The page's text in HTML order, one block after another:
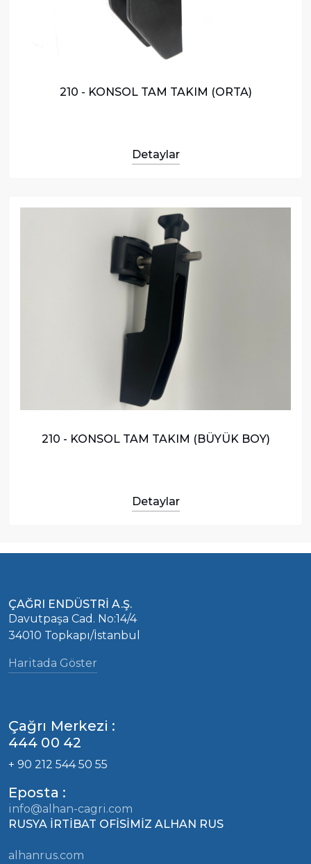
210 - KONSOL TAM TAKIM (ORTA)
Detaylar
210 - KONSOL TAM TAKIM (BÜYÜK BOY)
Detaylar
ÇAĞRI ENDÜSTRİ A.Ş.
Davutpaşa Cad. No:14/4
34010 Topkapı/İstanbul
Haritada Göster
Çağrı Merkezi :
444 00 42
+ 90 212 544 50 55
Eposta :
info@alhan-cagri.com
RUSYA İRTİBAT OFİSİMİZ ALHAN RUS
alhanrus.com